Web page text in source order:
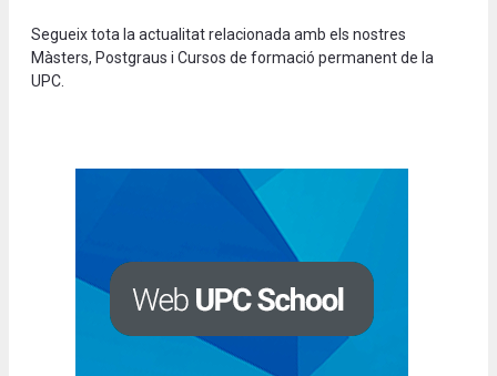
Segueix tota la actualitat relacionada amb els nostres
Màsters, Postgraus i Cursos de formació permanent de la
UPC.